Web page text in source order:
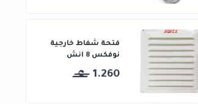
فتحة شفاط خارجية
نوفكس 8 انش
1.260